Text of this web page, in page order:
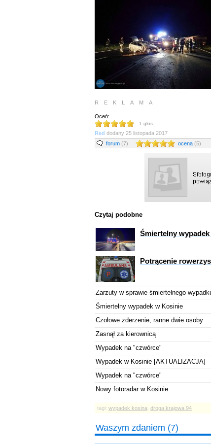
REKLAMA
Oceń:
1 głos
Red dodany 25 listopada 2017
forum (7) ocena (5)
Czytaj podobne
Śmiertelny
Potrącenie
Zarzuty w sprawie śmiertelnego
Śmiertelny wypadek w Kosinie
Czołowe zderzenie, ranne dwie osoby
Zasnął za kierownicą
Wypadek na "czwórce"
Wypadek w Kosinie [AKTUALIZACJA]
Wypadek na "czwórce"
Nowy fotoradar w Kosinie
tagi: wypadek kosina droga krajowa 94
Waszym zdaniem (7)